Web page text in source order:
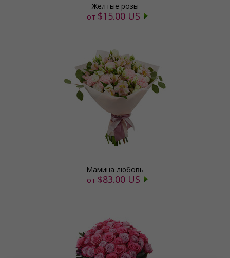
Желтые розы
от $15.00 US
Мамина любовь
от $83.00 US